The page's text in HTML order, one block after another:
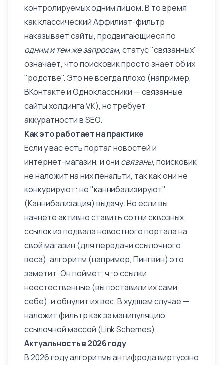
контролируемых одним лицом. В то время
как классическийАффилиат-фильтр
наказывает сайты, продвигающиеся по
одним и тем же запросам, статус "связанных"
означает, что поисковик просто знает об их
"родстве". Это не всегда плохо (например,
ВКонтакте и Одноклассники — связанные
сайты холдинга VK), но требует
аккуратности в SEO.
Как это работает на практике
Если у вас есть портал новостей и
интернет-магазин, и они связаны, поисковик
не наложит на них пенальти, так как они не
конкурируют: не "каннибализируют"
(Каннибализация) выдачу. Но если вы
начнете активно ставить сотни сквозных
ссылок из подвала новостного портала на
свой магазин (для передачи ссылочного
веса), алгоритм (например, Пингвин) это
заметит. Он поймет, что ссылки
неестественные (вы поставили их сами
себе), и обнулит их вес. В худшем случае —
наложит фильтр как за манипуляцию
ссылочной массой (Link Schemes).
Актуальность в 2026 году
В 2026 году алгоритмы антифрода виртуозно